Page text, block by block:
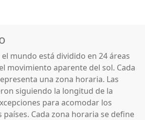
mundo está dividido en 24 áreas
movimiento aparente del sol. Cada
una zona horaria. Las
siguiendo la longitud de la
para acomodar los
Cada zona horaria se define